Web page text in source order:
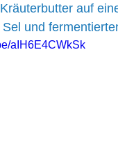
auf
und
aIH6E4CWkSk